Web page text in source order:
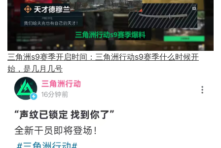
三角洲s9赛季开启时间：三角洲行动s9赛季什么时候开
始，是几月几号